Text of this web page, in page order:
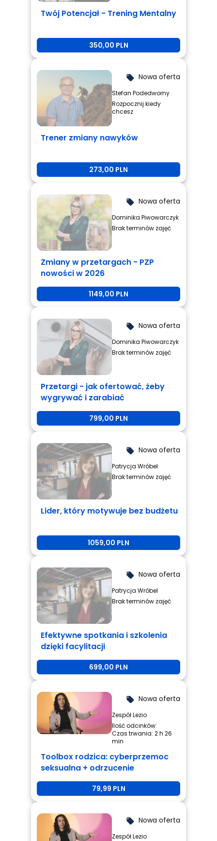
Twój Potencjał - Trening Mentalny
350,00 PLN
local_offer Nowa oferta
Stefan Podedworny
Rozpocznij kiedy
chcesz
Trener zmiany nawyków
273,00 PLN
local_offer Nowa oferta
Dominika Piwowarczyk
Brak terminów zajęć
Zmiany w przetargach - PZP
nowości w 2026
1149,00 PLN
local_offer Nowa oferta
Dominika Piwowarczyk
Brak terminów zajęć
Przetargi - jak ofertować, żeby
wygrywać i zarabiać
799,00 PLN
local_offer Nowa oferta
Patrycja Wróbel
Brak terminów zajęć
Lider, który motywuje bez budżetu
1059,00 PLN
local_offer Nowa oferta
Patrycja Wróbel
Brak terminów zajęć
Efektywne spotkania i szkolenia
dzięki facylitacji
699,00 PLN
local_offer Nowa oferta
Zespół Lezio
Ilość odcinków:
Czas trwania: 2 h 26
min
Toolbox rodzica: cyberprzemoc
seksualna + odrzucenie
rówieśnicze + przemoc
79,99 PLN
local_offer Nowa oferta
Zespół Lezio